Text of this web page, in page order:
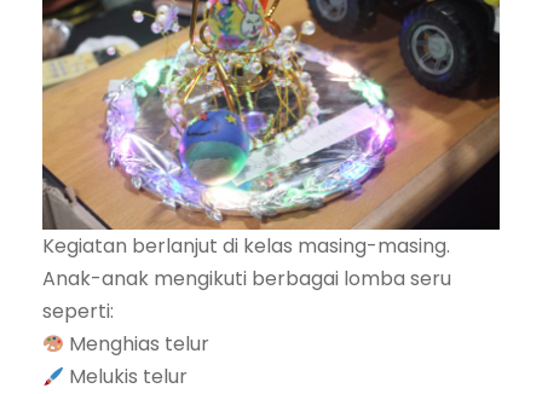
Kegiatan berlanjut di kelas masing-masing.
Anak-anak mengikuti berbagai lomba seru
seperti:
Menghias telur
Melukis telur